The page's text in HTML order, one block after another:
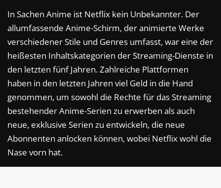
In Sachen Anime ist Netflix kein Unbekannter. Der
allumfassende Anime-Schirm, der animierte Werke
verschiedener Stile und Genres umfasst, war eine der
heißesten Inhaltskategorien der Streaming-Dienste in
den letzten fünf Jahren. Zahlreiche Plattformen
haben in den letzten Jahren viel Geld in die Hand
genommen, um sowohl die Rechte für das Streaming
bestehender Anime-Serien zu erwerben als auch
neue, exklusive Serien zu entwickeln, die neue
Abonnenten anlocken können, wobei Netflix wohl die
Nase vorn hat.